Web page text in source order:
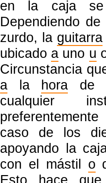
en la caja
Dependiendo
zurdo, la guitarra
ubicado a uno u
Circunstancia
a la hora de
cualquier
caso de los
apoyando la
con el mástil o
Esto hace